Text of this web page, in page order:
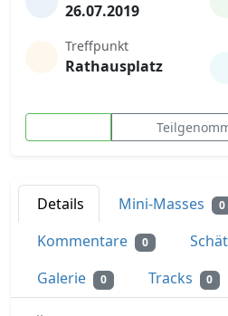
26.07.2019
Treffpunkt
Rathausplatz
Details Mini-Masses 0
Kommentare 0
Galerie 0 Tracks 0